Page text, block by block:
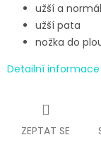
užší a
užší pata
nožka do
Detailní informace
ZEPTAT SE